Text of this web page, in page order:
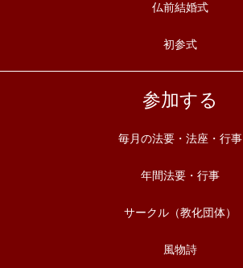
仏前結婚式
初参式
参加する
毎月の法要・法座・行事
年間法要・行事
サークル（教化団体）
風物詩